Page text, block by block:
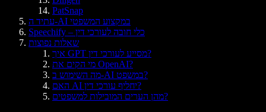
PatSnap
עתיד ה-AI במקצוע המשפטי
Speechify – כלי חובה לעורכי דין
שאלות נפוצות
איך GPT מסייע לעורכי דין?
מי הקים את OpenAI?
מה השימוש ב-AI במשפט?
האם AI יחליף עורכי דין?
מהן הערים המובילות למשפטים?